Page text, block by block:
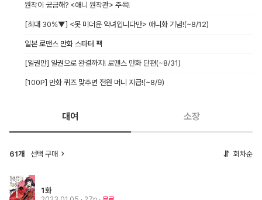
원작이 궁금해? <애니 원작관> 주목!
[최대 30%▼] <못 미더운 악녀입니다만> 애니화 기념!(~8/12)
일본 로맨스 만화 스타터 팩
[일권만] 일권으로 완결까지! 로맨스 만화 단편(~8/31)
[100P] 만화 퀴즈 맞추면 전원 머니 지급!(~8/9)
대여 소장
61개 선택 구매 회차순
1화